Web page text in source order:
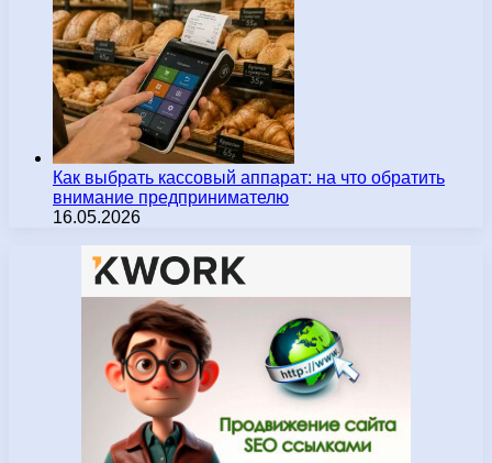
Как выбрать кассовый аппарат: на что обратить
внимание предпринимателю
16.05.2026